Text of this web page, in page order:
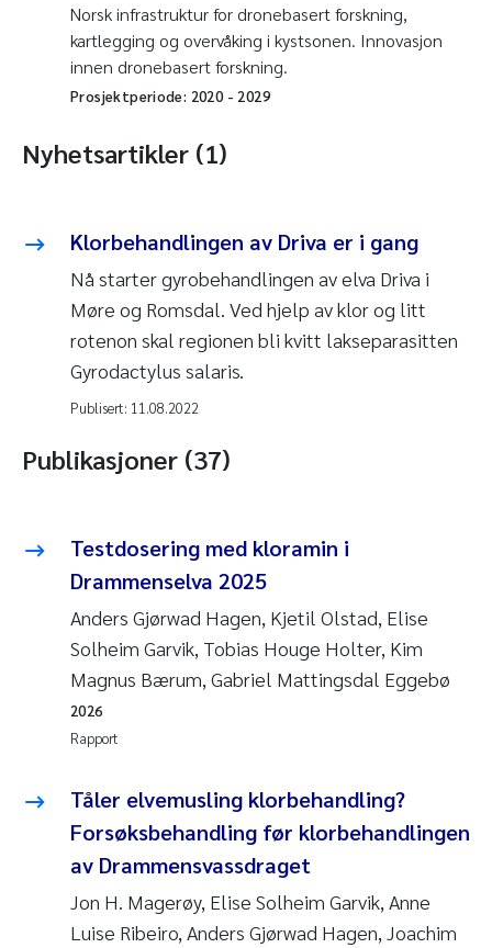
Norsk infrastruktur for dronebasert forskning,
kartlegging og overvåking i kystsonen. Innovasjon
innen dronebasert forskning.
Prosjektperiode: 2020- 2029
Nyhetsartikler (1)
Klorbehandlingen av Driva er i gang
Nå starter gyrobehandlingen av elva Driva i
Møre og Romsdal. Ved hjelp av klor og litt
rotenon skal regionen bli kvitt lakseparasitten
Gyrodactylus salaris.
Publisert: 11.08.2022
Publikasjoner (37)
Testdosering med kloramin i
Drammenselva 2025
Anders Gjørwad Hagen, Kjetil Olstad, Elise
Solheim Garvik, Tobias Houge Holter, Kim
Magnus Bærum, Gabriel Mattingsdal Eggebø
Rapport
2026
Tåler elvemusling klorbehandling?
Forsøksbehandling før klorbehandlingen
av Drammensvassdraget
Jon H. Magerøy, Elise Solheim Garvik, Anne
Luise Ribeiro, Anders Gjørwad Hagen, Joachim